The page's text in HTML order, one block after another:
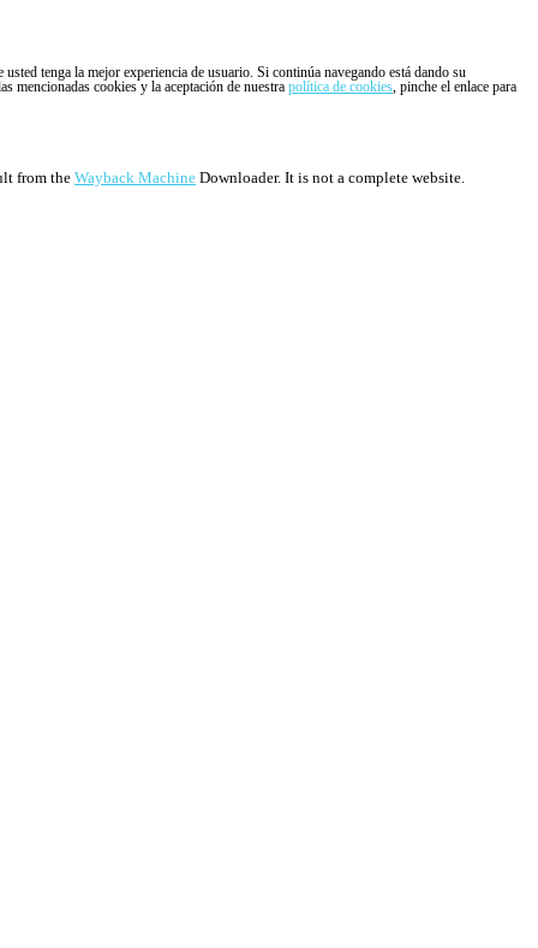
tenga la mejor experiencia de usuario. Si continúa navegando está dando su
mencionadas cookies y la aceptación de nuestra política de cookies, pinche el enlace para
from the Wayback Machine Downloader. It is not a complete website.